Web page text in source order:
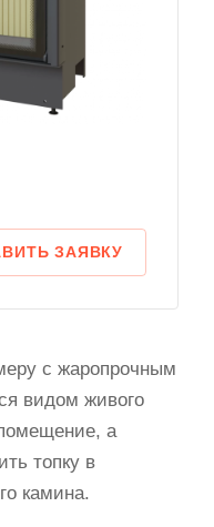
ЗАЯВКУ
с жаропрочным
видом живого
а
топку в
камина.